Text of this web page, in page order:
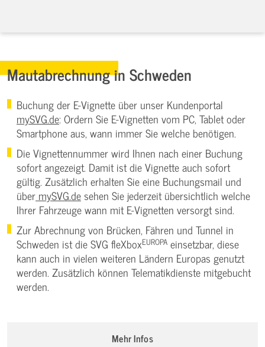
Mautabrechnung in Schweden
Buchung der E-Vignette über unser Kundenportal
mySVG.de: Ordern Sie E-Vignetten vom PC, Tablet oder
Smartphone aus, wann immer Sie welche benötigen.
Die Vignettennummer wird Ihnen nach einer Buchung
sofort angezeigt. Damit ist die Vignette auch sofort
gültig. Zusätzlich erhalten Sie eine Buchungsmail und
über mySVG.de sehen Sie jederzeit übersichtlich welche
Ihrer Fahrzeuge wann mit E-Vignetten versorgt sind.
Zur Abrechnung von Brücken, Fähren und Tunnel in
Schweden ist die SVG fleXboxEUROPA einsetzbar, diese
kann auch in vielen weiteren Ländern Europas genutzt
werden. Zusätzlich können Telematikdienste mitgebucht
werden.
Mehr Infos